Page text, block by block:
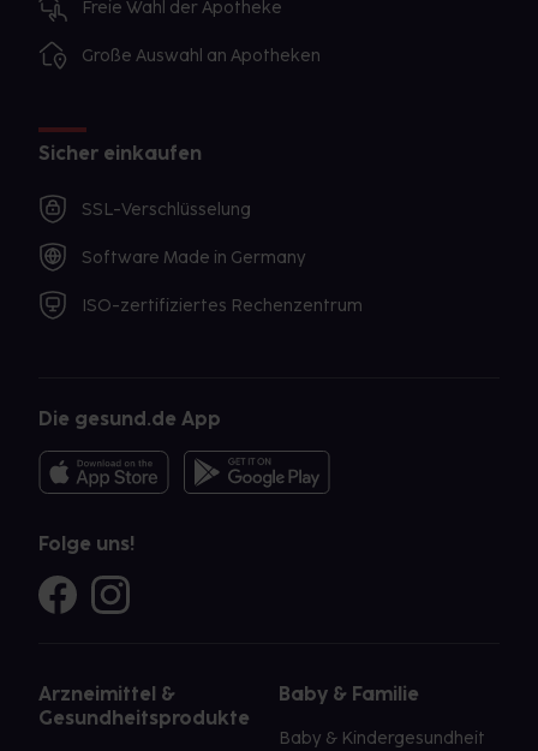
Freie Wahl der Apotheke
Große Auswahl an Apotheken
Sicher einkaufen
SSL-Verschlüsselung
Software Made in Germany
ISO-zertifiziertes Rechenzentrum
Die gesund.de App
Folge uns!
Arzneimittel &
Gesundheitsprodukte
Baby & Familie
Baby & Kindergesundheit